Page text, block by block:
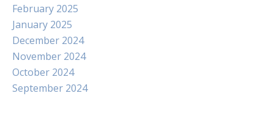
February 2025
January 2025
December 2024
November 2024
October 2024
September 2024